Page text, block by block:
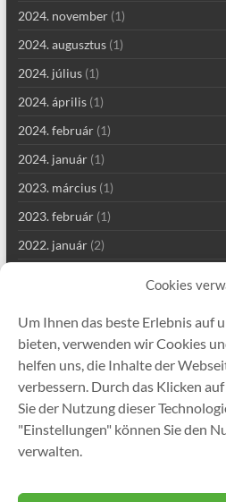
Cookies
Um Ihnen das beste Erlebnis auf
bieten, verwenden wir Cookies
helfen uns, die Inhalte der
verbessern. Durch das Klicken
Sie der Nutzung dieser
"Einstellungen" können Sie den
verwalten.
2024. november(1)
2024. augusztus(1)
2024. július(1)
2024. április(1)
2024. február(1)
2024. január(1)
2023. március(1)
2023. február(1)
2022. január(2)
2021. július(1)
2021. június
(1)
2021. május(7)
2021. április(2)
2021. január